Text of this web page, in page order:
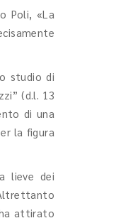
Poli, «La
studio di
(d.l. 13
di una
la figura
lieve dei
attirato